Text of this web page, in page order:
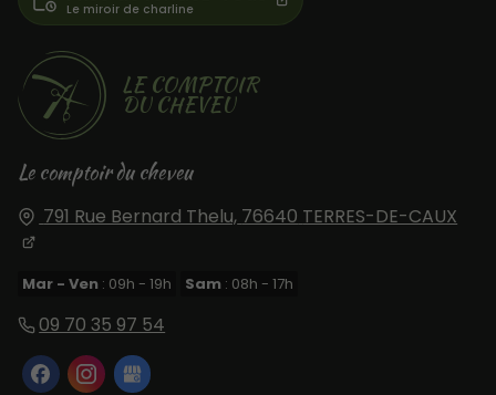
LE COMPTOIR
DU CHEVEU
Le comptoir du cheveu
791 Rue Bernard Thelu, 76640 TERRES-DE-CAUX
Mar - Ven : 09h - 19h Sam : 08h - 17h
09 70 35 97 54